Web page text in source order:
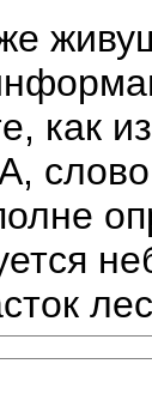
как
слово